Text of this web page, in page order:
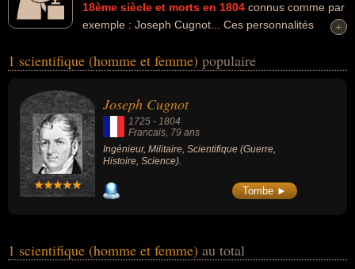
18ème siècle et morts en 1804 connus comme par
exemple : Joseph Cugnot... Ces personnalités
l'histoire ou de la science. Ces célébrités peuvent également avoir
moment de leurs morts, ils peuvent avoir été francais par exemple.
+
+
1 scientifique (homme et femme) populaire
Joseph Cugnot
1725 - 1804
Francais, 79 ans
Ingénieur, Militaire, Scientifique (Guerre,
Histoire, Science).
Tombe ►
1 scientifique (homme et femme) au total